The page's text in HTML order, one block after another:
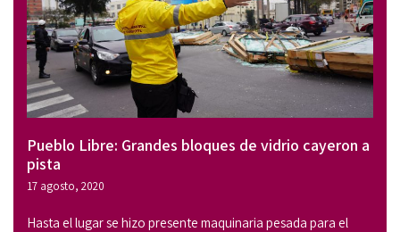
Pueblo Libre: Grandes bloques de vidrio cayeron a
pista
17 agosto, 2020
Hasta el lugar se hizo presente maquinaria pesada para el